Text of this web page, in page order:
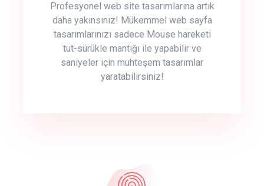
Profesyonel web site tasarımlarına artık
daha yakınsınız! Mükemmel web sayfa
tasarımlarınızı sadece Mouse hareketi
tut-sürükle mantığı ile yapabilir ve
saniyeler için muhteşem tasarımlar
yaratabilirsiniz!